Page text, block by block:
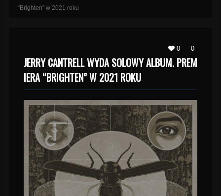
“Brighten” w 2021 roku
0 0
JERRY CANTRELL WYDA SOLOWY ALBUM. PREM
IERA “BRIGHTEN” W 2021 ROKU